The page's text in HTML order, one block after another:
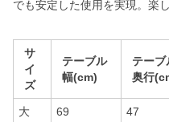
でも安定した使用を実現。楽
サ
イ
ズ
テーブル
幅(cm)
テーブ
奥行
大 69 47